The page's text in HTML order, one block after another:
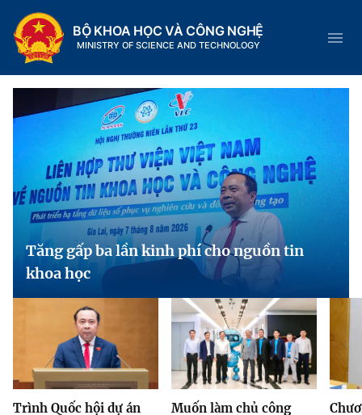
BỘ KHOA HỌC VÀ CÔNG NGHỆ
MINISTRY OF SCIENCE AND TECHNOLOGY
Danh mục
Trang chủ
Giới thiệu
Chức năng nhiệm vụ
Cơ cấu tổ chức
Lịch sử phát triển
Sở Khoa học và Công nghệ
Tin tức sự kiện
Khoa học và Công nghệ
Đổi mới sáng tạo
Chuyển đổi số
Dịch vụ công
Hệ thống văn bản
Văn bản QPPL
MST IOFFICE
Trình Quốc hội dự án
Muốn làm chủ công
Tăng gấp ba lần kinh phí cho nguồn tin
khoa học